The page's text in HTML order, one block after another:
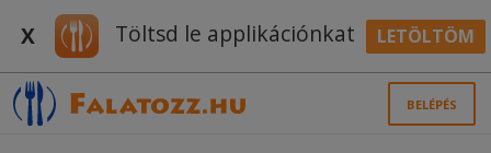
X Töltsd le applikációnkat LETÖLTÖM
BELÉPÉS